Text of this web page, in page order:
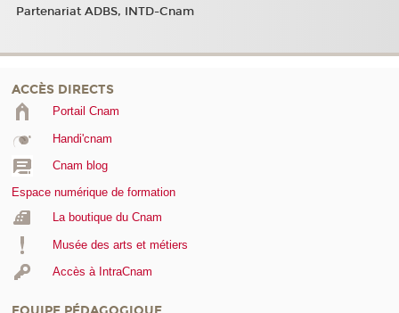
Partenariat ADBS, INTD-Cnam
ACCÈS DIRECTS
Portail Cnam
Handi'cnam
Cnam blog
Espace numérique de formation
La boutique du Cnam
Musée des arts et métiers
Accès à IntraCnam